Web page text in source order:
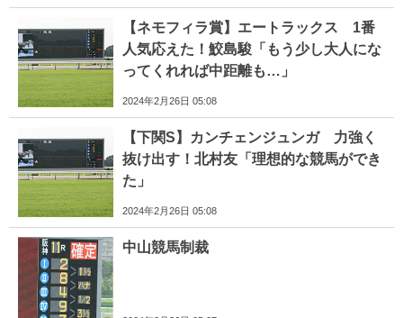
【ネモフィラ賞】エートラックス 1番
人気応えた！鮫島駿「もう少し大人にな
ってくれれば中距離も…」
2024年2月26日 05:08
【下関S】カンチェンジュンガ 力強く
抜け出す！北村友「理想的な競馬ができ
た」
2024年2月26日 05:08
中山競馬制裁